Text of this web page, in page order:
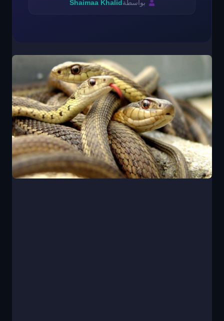
بواسطة Shaimaa Khalid